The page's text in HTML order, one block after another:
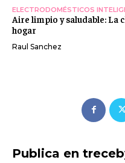
Publica en
ELECTRODOMÉSTICOS
Aire limpio y saludable: La
hogar
Raul Sanchez